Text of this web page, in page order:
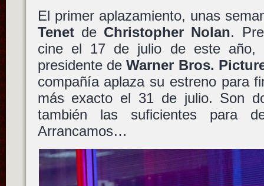
El primer aplazamiento, unas
Tenetde Christopher Nolan.
cine el 17 de julio de este
presidente deWarner Bros.
compañía aplaza su estreno para
más exacto el 31 de julio. Son
también las suficientes para
Arrancamos…